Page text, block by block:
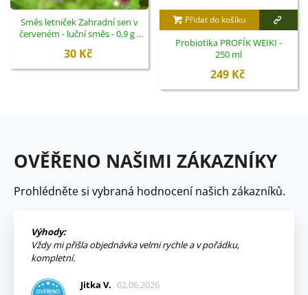
Směs letniček Zahradní sen v
červeném - luční směs - 0,9 g -
30 Kč
Přidat do košíku
Probiotika PROFÍK WEIKI -
250 ml
249 Kč
OVĚŘENO NAŠIMI ZÁKAZNÍKY
Prohlédněte si vybraná hodnocení našich zákazníků.
Výhody:
Vždy mi přišla objednávka velmi rychle a v pořádku,
kompletní.
Jitka V. 02.06.2026